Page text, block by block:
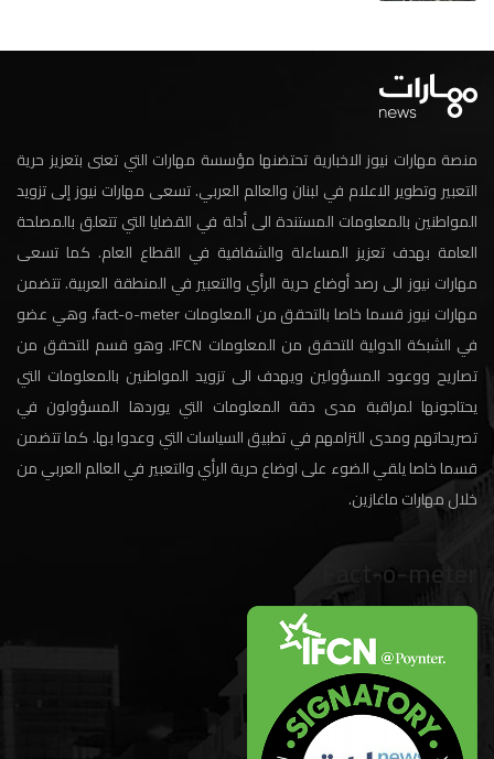
منصة مهارات نيوز الاخبارية تحتضنها مؤسسة مهارات التي تعنى بتعزيز حرية
التعبير وتطوير الاعلام في لبنان والعالم العربي. تسعى مهارات نيوز إلى تزويد
المواطنين بالمعلومات المستندة الى أدلة في القضايا التي تتعلق بالمصلحة
العامة بهدف تعزيز المساءلة والشفافية في القطاع العام. كما تسعى
مهارات نيوز الى رصد أوضاع حرية الرأي والتعبير في المنطقة العربية. تتضمن
مهارات نيوز قسما خاصا بالتحقق من المعلومات fact-o-meter، وهي عضو
في الشبكة الدولية للتحقق من المعلومات IFCN. وهو قسم للتحقق من
تصاريح ووعود المسؤولين ويهدف الى تزويد المواطنين بالمعلومات التي
يحتاجونها لمراقبة مدى دقة المعلومات التي يوردها المسؤولون في
تصريحاتهم ومدى التزامهم في تطبيق السياسات التي وعدوا بها. كما تتضمن
قسما خاصا يلقي الضوء على اوضاع حرية الرأي والتعبير في العالم العربي من
خلال مهارات ماغازين.
Fact-o-meter